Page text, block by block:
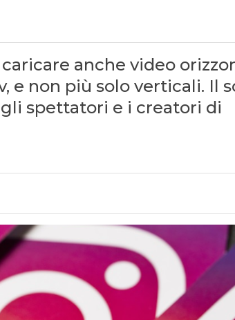
anche video
non più solo verticali. Il
spettatori e i creatori di